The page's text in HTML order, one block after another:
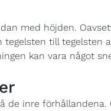
med höjden.
till tegelsten
kan vara något
de inre